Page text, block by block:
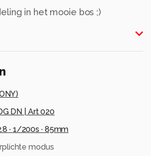
in het mooie bos ;)
)
DN | Art 020
· 1/200s · 85mm
modus